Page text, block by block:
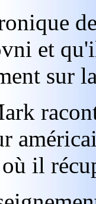
et
sur
il